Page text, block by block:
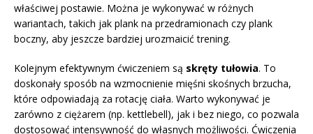
właściwej postawie. Można je wykonywać w różnych
wariantach, takich jak plank na przedramionach czy plank
boczny, aby jeszcze bardziej urozmaicić trening.
Kolejnym efektywnym ćwiczeniem są skręty tułowia. To
doskonały sposób na wzmocnienie mięśni skośnych brzucha,
które odpowiadają za rotację ciała. Warto wykonywać je
zarówno z ciężarem (np. kettlebell), jak i bez niego, co pozwala
dostosować intensywność do własnych możliwości. Ćwiczenia